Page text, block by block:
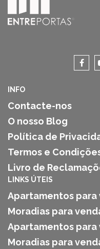
INFO
Contacte-nos
O nosso Blog
Política de
Termos e
Livro de
LINKS ÚTEIS
Apartamentos para
Moradias para
Apartamentos para
Moradias para